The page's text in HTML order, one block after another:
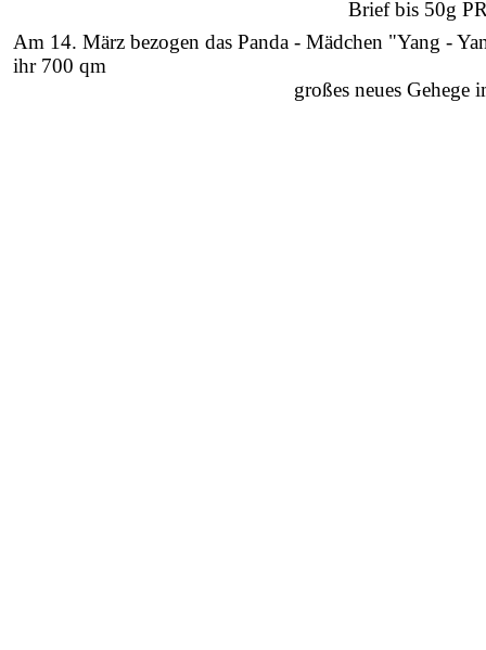
Brief bis 50g
Am 14. März bezogen das Panda - Mädchen "Yang -
ihr 700 qm
großes neues